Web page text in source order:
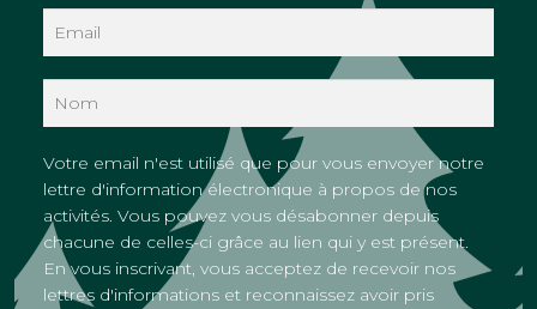
Votre email n'est utilisé que pour vous envoyer notre
lettre d'information électronique à propos de nos
activités. Vous pouvez vous désabonner depuis
chacune de celles-ci grâce au lien qui y est présent.
En vous inscrivant, vous acceptez de recevoir nos
lettres d'informations et reconnaissez avoir pris